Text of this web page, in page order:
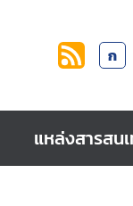
ก
แหล่งสารสน